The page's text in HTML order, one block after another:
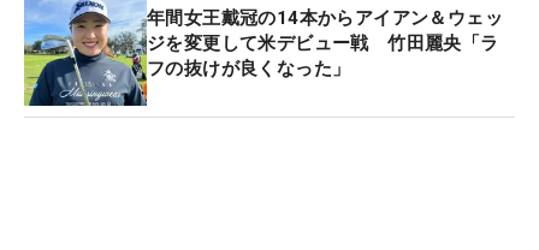
年間女王戴冠の14本からアイアン＆ウェッ
ジを変更して米デビュー戦 竹田麗央「ラ
フの抜けが良くなった」